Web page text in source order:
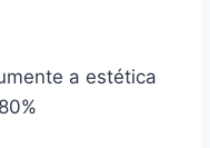
a estética